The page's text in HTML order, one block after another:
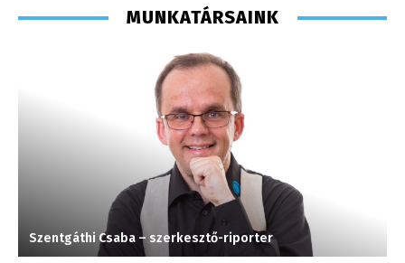
MUNKATÁRSAINK
Szentgáthi Csaba – szerkesztő-riporter